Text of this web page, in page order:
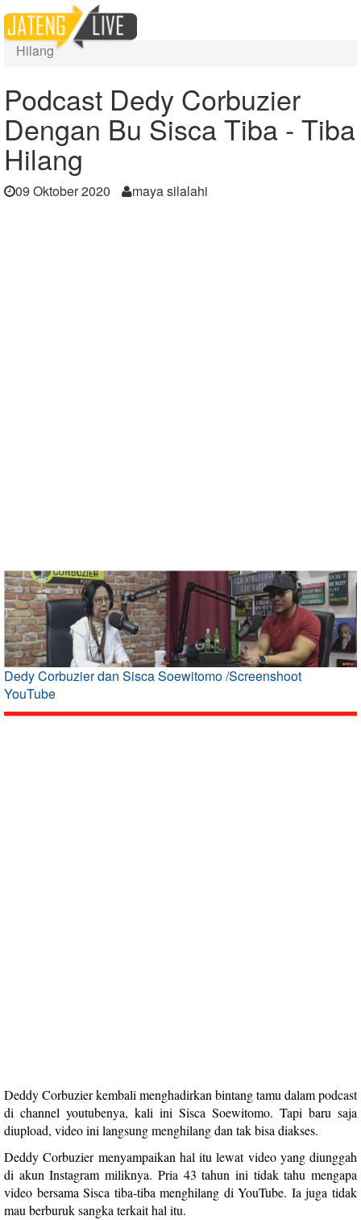
Home
Berita
Podcast Dedy Corbuzier Dengan Bu Sisca Tiba - Tiba
Hilang
Podcast Dedy Corbuzier
Dengan Bu Sisca Tiba - Tiba
Hilang
09 Oktober 2020 maya silalahi
Dedy Corbuzier dan Sisca Soewitomo /Screenshoot
YouTube
Deddy Corbuzier kembali menghadirkan bintang tamu dalam podcast
di channel youtubenya, kali iniSisca Soewitomo. Tapi baru saja
diupload, video ini langsung menghilang dan tak bisa diakses.
Deddy Corbuziermenyampaikan hal itu lewat video yang diunggah
di akun Instagram miliknya. Pria 43 tahun ini tidak tahu mengapa
video bersama Sisca tiba-tiba menghilang di YouTube. Ia juga tidak
mau berburuk sangka terkait hal itu.